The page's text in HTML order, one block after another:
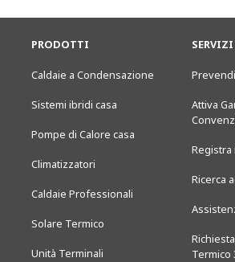
PRODOTTI
Caldaie a Condensazione
Sistemi ibridi casa
Pompe di Calore casa
Climatizzatori
Caldaie Professionali
Solare Termico
Unità Terminali
SERVIZI
Attiva
Ricerca
Termico